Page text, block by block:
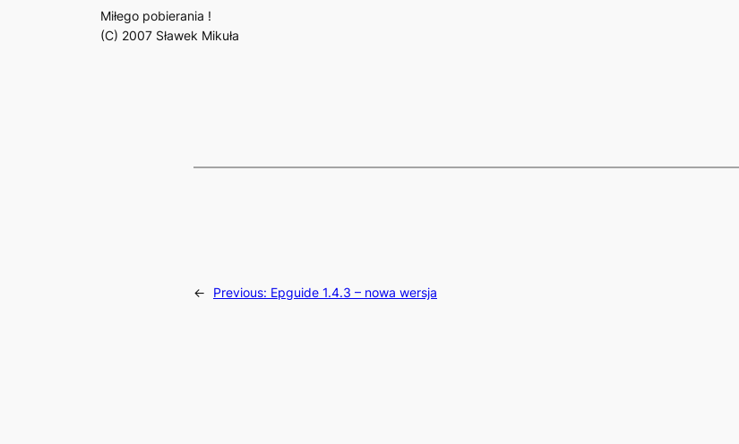
Miłego pobierania !
(C) 2007 Sławek Mikuła
← Previous: Epguide 1.4.3 – nowa wersja